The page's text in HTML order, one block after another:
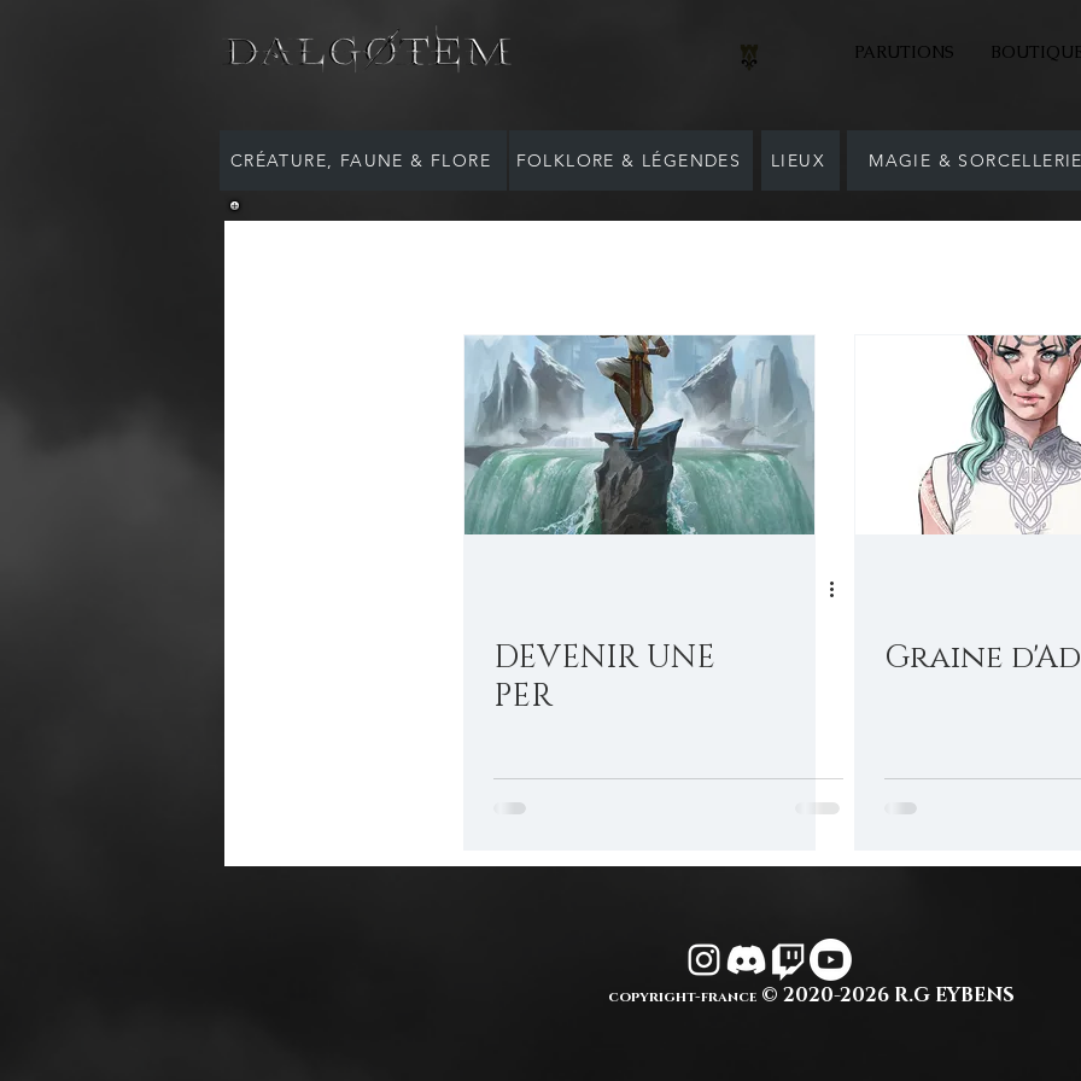
PARUTIONS
CRÉATURE, FAUNE & FLORE FOLKLORE & LÉGENDES LIEUX MAGIE &
DEVENIR UNE
PER
Graine
copyright-france© 2020-2026 R.G EYBENS